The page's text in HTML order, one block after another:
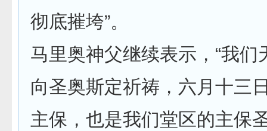
彻底摧垮”。
马里奥神父继续表示，“我们
向圣奥斯定祈祷，六月十三
主保，也是我们堂区的主保